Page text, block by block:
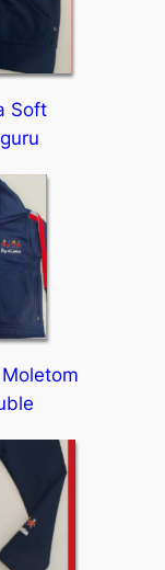
Soft